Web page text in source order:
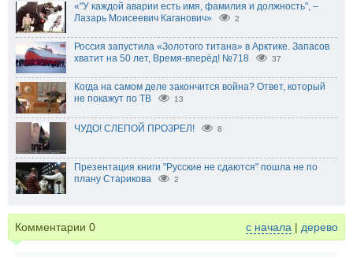
«"У каждой аварии есть имя, фамилия и должность", –
Лазарь Моисеевич Каганович»
2
Россия запустила «Золотого титана» в Арктике. Запасов
хватит на 50 лет, Время-вперёд! №718
37
Когда на самом деле закончится война? Ответ, который
не покажут по ТВ
13
ЧУДО! СЛЕПОЙ ПРОЗРЕЛ! 8
Презентация книги "Русские не сдаются" пошла не по
плану Старикова
2
Комментарии 0 с начала | дерево